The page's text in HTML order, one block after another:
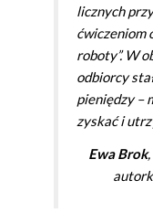
licznych
ćwiczeniom
roboty”. W
odbiorcy
pieniędzy –
zyskać i
Ewa Brok